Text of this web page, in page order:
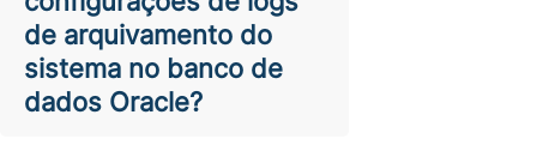
de arquivamento do
sistema no banco de
dados Oracle?